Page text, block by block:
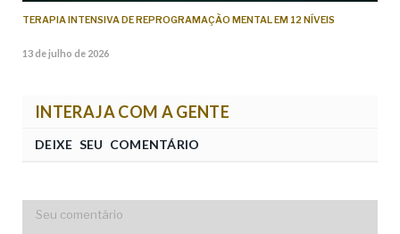
TERAPIA INTENSIVA DE REPROGRAMAÇÃO MENTAL EM 12 NÍVEIS
13 de julho de 2026
INTERAJA COM A GENTE
DEIXE SEU COMENTÁRIO